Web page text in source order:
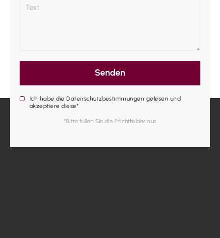
Ich habe die Datenschutzbestimmungen gelesen und
akzeptiere diese*
*Bitte füllen Sie die Pflichtfelder aus
Senden